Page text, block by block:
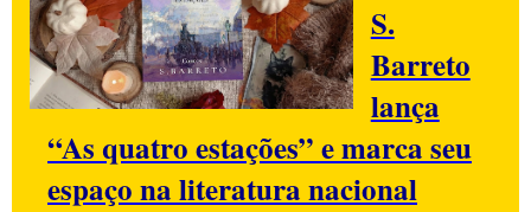
S.
Barreto
lança
“As quatro estações” e marca seu
espaço na literatura nacional